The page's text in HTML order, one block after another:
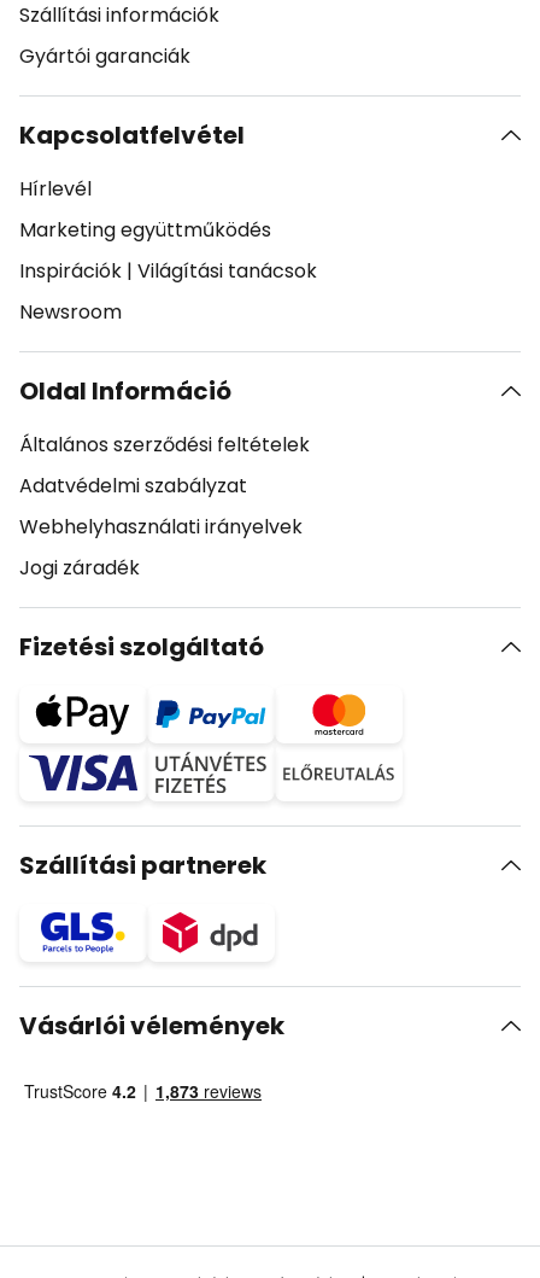
Szállítási információk
Gyártói garanciák
Kapcsolatfelvétel
Hírlevél
Marketing együttműködés
Inspirációk | Világítási tanácsok
Newsroom
Oldal Információ
Általános szerződési feltételek
Adatvédelmi szabályzat
Webhelyhasználati irányelvek
Jogi záradék
Fizetési szolgáltató
Szállítási partnerek
Vásárlói vélemények